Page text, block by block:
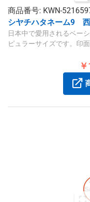
商品番号: KWN-
シヤチハタネーム9
日本中で愛用されるベー
ピュラーサイズです。印